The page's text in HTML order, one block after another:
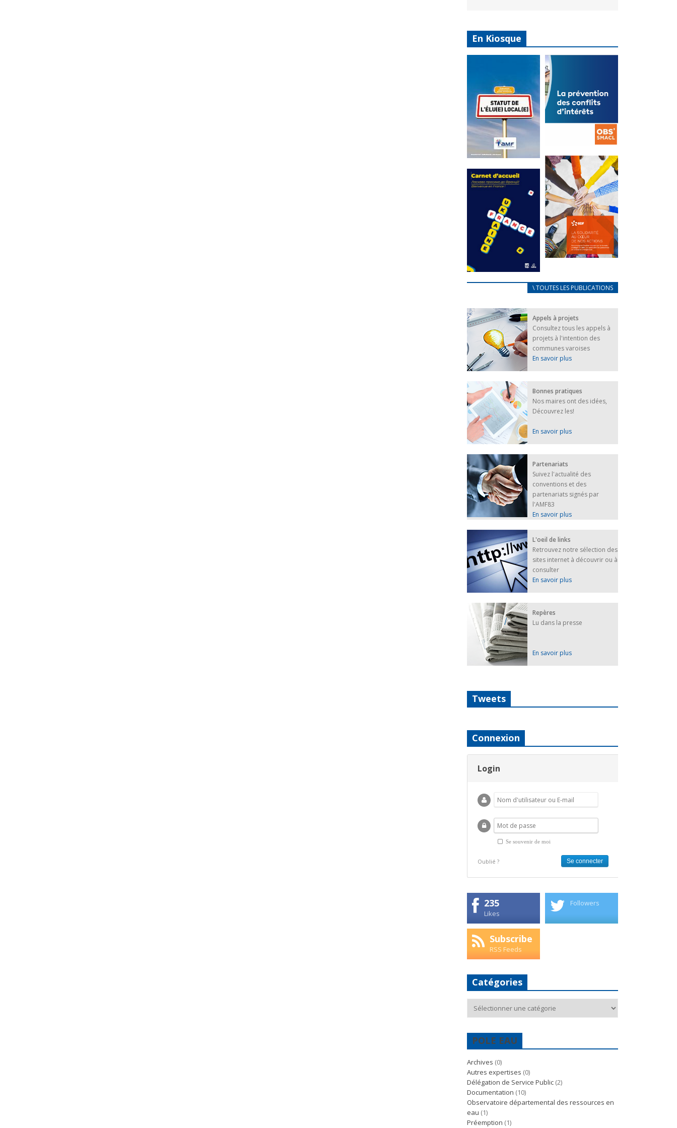
En Kiosque
Statut de
l’élu local
Mise à jour avril
2024
FEUILLETER
La
prévention
des conflits
d’intérêts
18 septembre 2023
FEUILLETER
au coeur de
nos actions
FEUILLETER
FRANÇAIS/UKRAINIEN
25 avril 2022
Afin
d’accompagner
au mieux les
réfugiés
ukrainiens arrivés
en France,...
FEUILLETER
\ TOUTES LES PUBLICATIONS
Appels à projets
Consultez tous les appels à
projets à l'intention des
communes varoises
En savoir plus
Bonnes pratiques
Nos maires ont des idées,
Découvrez les!
En savoir plus
Partenariats
Suivez l'actualité des
conventions et des
partenariats signés par
l'AMF83
En savoir plus
L'oeil de links
Retrouvez notre sélection des
sites internet à découvrir ou à
consulter
En savoir plus
Repères
Lu dans la presse
En savoir plus
Tweets
Connexion
Login
Se souvenir de moi
Oublié ?
235
Likes
Followers
Subscribe
RSS Feeds
Catégories
POLE EAU
Archives (0)
Autres expertises (0)
Délégation de Service Public (2)
Documentation (10)
Observatoire départemental des ressources en
eau (1)
Préemption (1)